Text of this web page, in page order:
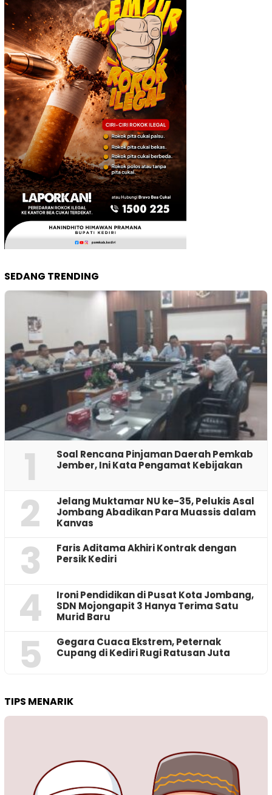
SEDANG TRENDING
1
‎Soal Rencana Pinjaman Daerah Pemkab
Jember, Ini Kata Pengamat Kebijakan ‎
2
Jelang Muktamar NU ke-35, Pelukis Asal
Jombang Abadikan Para Muassis dalam
Kanvas
3
Faris Aditama Akhiri Kontrak dengan
Persik Kediri
4
Ironi Pendidikan di Pusat Kota Jombang,
SDN Mojongapit 3 Hanya Terima Satu
Murid Baru
5
‎Gegara Cuaca Ekstrem, Peternak
Cupang di Kediri Rugi Ratusan Juta
TIPS MENARIK